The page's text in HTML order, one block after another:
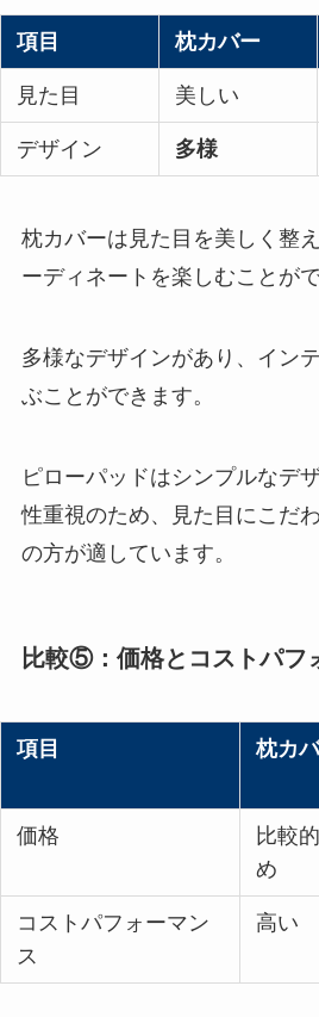
項目 枕カバー
見た目 美しい
デザイン 多様
枕カバーは見た目を美しく整
ーディネートを楽しむことがで
多様なデザインがあり、イン
ぶことができます。
ピローパッドはシンプルなデ
性重視のため、見た目にこだ
の方が適しています​​。
比較⑤：価格とコストパフ
項目 枕カ
価格
比較
め
コストパフォーマン
ス
高い